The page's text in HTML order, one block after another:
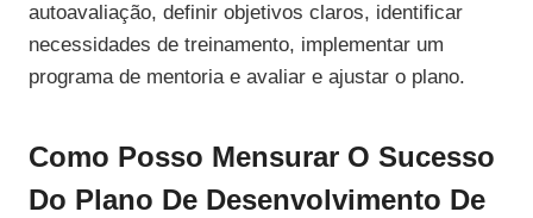
autoavaliação, definir objetivos claros, identificar
necessidades de treinamento, implementar um
programa de mentoria e avaliar e ajustar o plano.
Como Posso Mensurar O Sucesso
Do Plano De Desenvolvimento De